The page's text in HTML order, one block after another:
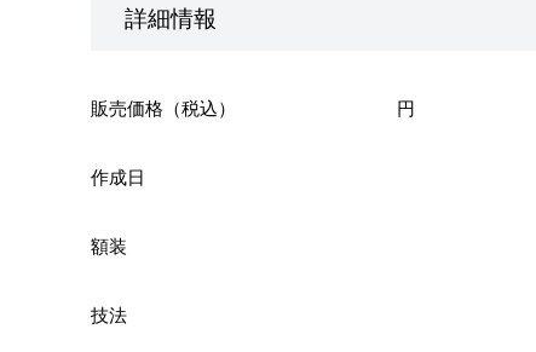
詳細情報
販売価格（税込） 円
作成日
額装
技法